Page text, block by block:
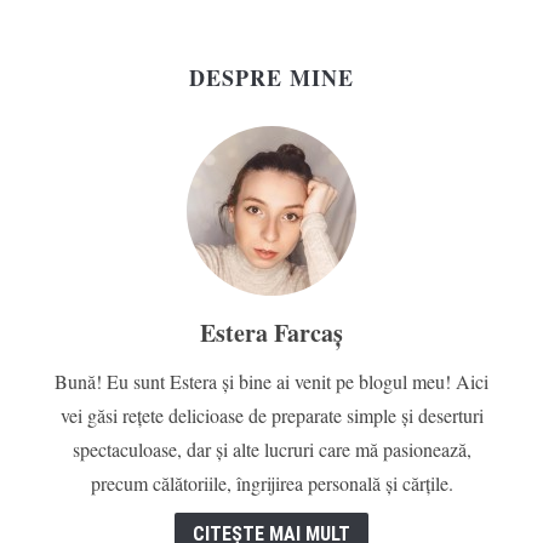
DESPRE MINE
Estera Farcaș
Bună! Eu sunt Estera și bine ai venit pe blogul meu! Aici
vei găsi rețete delicioase de preparate simple și deserturi
spectaculoase, dar și alte lucruri care mă pasionează,
precum călătoriile, îngrijirea personală și cărțile.
CITEȘTE MAI MULT